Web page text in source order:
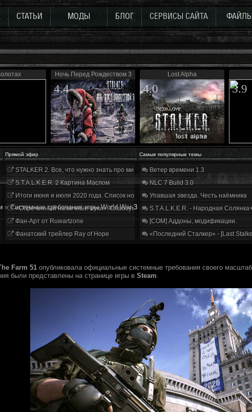
СТАТЬИ МОДЫ БЛОГ СЕРВИСЫ САЙТА
Ночь Перед Рождеством 3
4.4
Lost Alpha
4.0 3.9
Прямой эфир Самые популярные темы
STALKER 2. Все, что нужно знать про мир, геймплей и сюжет | Разбор трейлера
S.T.A.L.K.E.R. 2 Картина Маслом
Итоги июня и июля 2020 года. Список нововведений
«Обречённый на вечные муки». Слабоумие и отвага
Фан-Арт от Ruwartzone
Фанатский трейлер Ray of Hope
Ветер времени 1.3
NLC 7 Build 3.0
Упавшая звезда. Честь наёмника
S.T.A.L.K.E.R. - Народная
[COM] Аддоны, модификации.
«Последний Сталкер» - [Last
» Системные требования игры World War 3
Farm 51 опубликовала официальные системные требования своего
были представлены на странице игры в Steam.